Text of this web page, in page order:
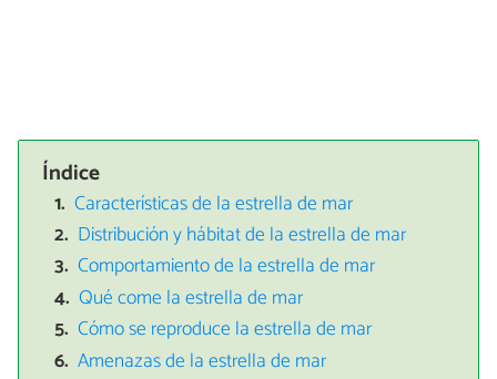
Índice
Características de la estrella de mar
Distribución y hábitat de la estrella de mar
Comportamiento de la estrella de mar
Qué come la estrella de mar
Cómo se reproduce la estrella de mar
Amenazas de la estrella de mar